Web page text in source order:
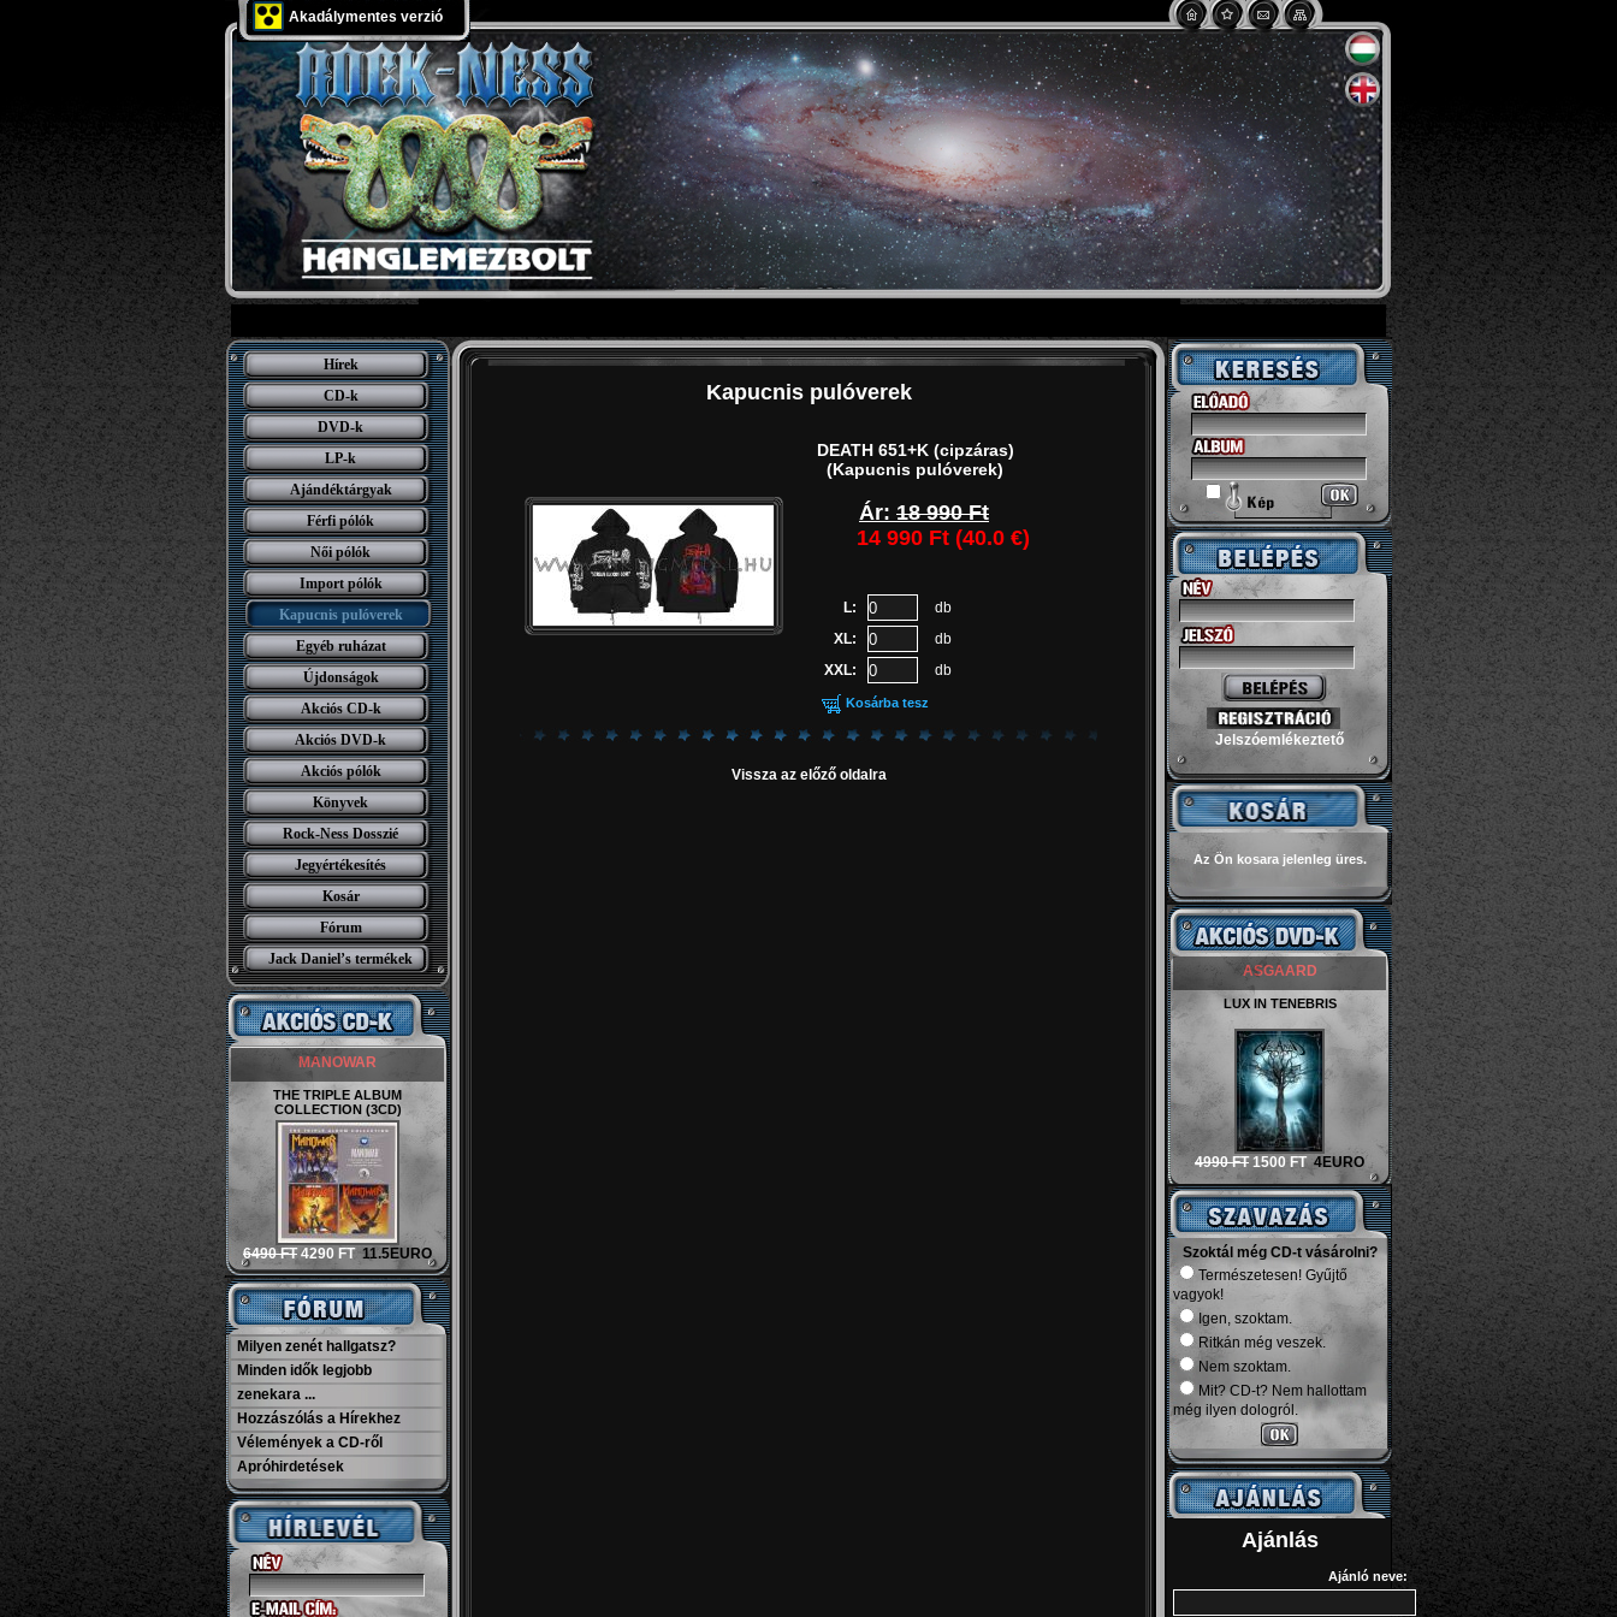
Akadálymentes verzió
Hírek
CD-k
DVD-k
LP-k
Ajándéktárgyak
Férfi pólók
Női pólók
Import pólók
Kapucnis pulóverek
Egyéb ruházat
Újdonságok
Akciós CD-k
Akciós DVD-k
Akciós pólók
Könyvek
Rock-Ness Dosszié
Jegyértékesítés
Kosár
Fórum
Jack Daniel’s termékek
MANOWAR
THE TRIPLE ALBUM
COLLECTION (3CD)
6490 FT 4290 FT 11.5EURO
Milyen zenét hallgatsz?
Minden idők legjobb
zenekara ...
Hozzászólás a Hírekhez
Vélemények a CD-ről
Apróhirdetések
Kapucnis pulóverek
DEATH 651+K (cipzáras)
(Kapucnis pulóverek)
Ár: 18 990 Ft
14 990 Ft (40.0 €)
L:
db
XL:
db
XXL:
db
Kosárba tesz
Vissza az előző oldalra
Jelszóemlékeztető
Az Ön kosara jelenleg üres.
ASGAARD
LUX IN TENEBRIS
4990 FT 1500 FT 4EURO
Szoktál még CD-t vásárolni?
Természetesen! Gyűjtő
vagyok!
Igen, szoktam.
Ritkán még veszek.
Nem szoktam.
Mit? CD-t? Nem hallottam
még ilyen dologról.
Ajánlás
Ajánló neve: